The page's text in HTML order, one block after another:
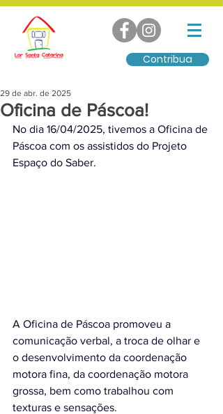
Contribua
Oficina de Páscoa!
29 de abr. de 2025
No dia 16/04/2025, tivemos a Oficina de
Páscoa com os assistidos do Projeto
Espaço do Saber.
A Oficina de Páscoa promoveu a
comunicação verbal, a troca de olhar e
o desenvolvimento da coordenação
motora fina, da coordenação motora
grossa, bem como trabalhou com
texturas e sensações.